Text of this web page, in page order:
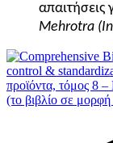
απαιτήσεις
Mehrotra
(το βιβλίο σε